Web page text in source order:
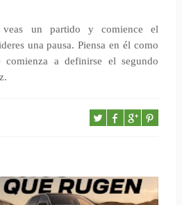
un partido y comience el
una pausa. Piensa en él como
a definirse el segundo